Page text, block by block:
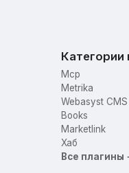
Категории
Mcp
Metrika
Webasyst CMS
Books
Marketlink
Хаб
Все плагины